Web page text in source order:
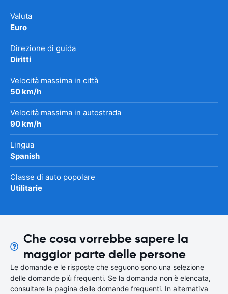
Valuta
Euro
Direzione di guida
Diritti
Velocità massima in città
50 km/h
Velocità massima in autostrada
90 km/h
Lingua
Spanish
Classe di auto popolare
Utilitarie
Che cosa vorrebbe sapere la
maggior parte delle persone
Le domande e le risposte che seguono sono una selezione
delle domande più frequenti. Se la domanda non è elencata,
consultare la pagina delle domande frequenti. In alternativa